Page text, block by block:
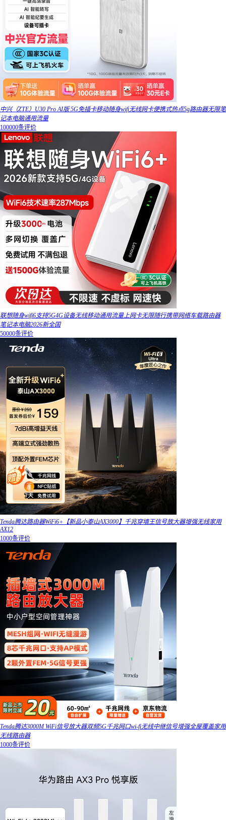
中兴（ZTE）U30 Pro AI版 5G免插卡移动随身wifi无线网卡便携式热点5g路由器无限笔
记本电脑通用流量
100000条评价
联想随身wifi6支持5G4G设备无线移动通用流量上网卡无限随行携带网络车载路由器
笔记本电脑2026新全国
50000条评价
Tenda腾达路由器WiFi6+【新品小泰山AX3000】千兆穿墙王信号放大器增强无线家用
AX12
1000条评价
Tenda腾达3000M WiFi信号放大器双频5G千兆网口wi-fi无线中继信号增强全屋覆盖家用
无线路由器
1000条评价